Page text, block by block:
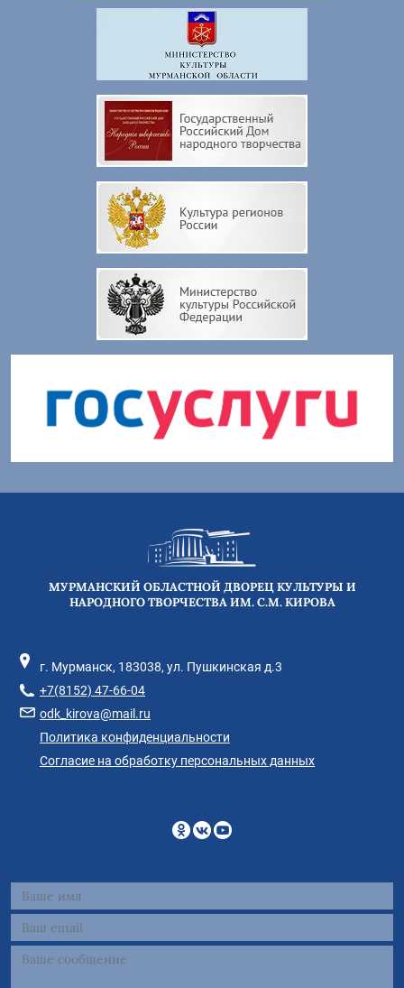
МУРМАНСКИЙ ОБЛАСТНОЙ ДВОРЕЦ КУЛЬТУРЫ И
НАРОДНОГО ТВОРЧЕСТВА ИМ. С.М. КИРОВА
г. Мурманск, 183038, ул. Пушкинская д.3
+7(8152) 47-66-04
odk_kirova@mail.ru
Политика конфиденциальности
Согласие на обработку персональных данных